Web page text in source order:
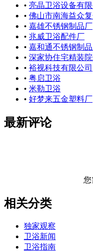
• 亮晶卫浴设备有限
• 佛山市南海益众
• 嘉雄不锈钢制品厂
• 兆威卫浴配件厂
• 嘉和通不锈钢制
• 深家协住宅精装
• 裕视科技有限公司
• 粤启卫浴
• 米勒卫浴
• 好梦来五金塑料厂
最新评论
您
相关分类
独家观察
卫浴新闻
卫浴指南